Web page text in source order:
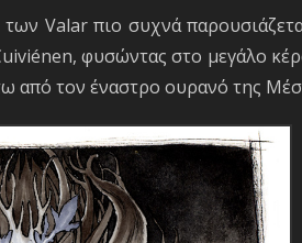
Valar πιο συχνά
φυσώντας στο μεγάλο
από τον έναστρο ουρανό της